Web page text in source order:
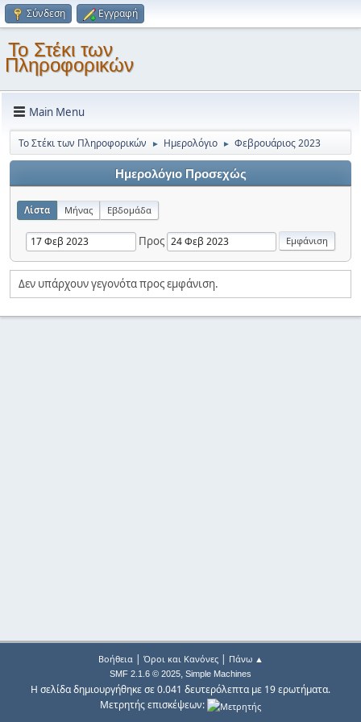
Σύνδεση Εγγραφή
Το Στέκι των
Πληροφορικών
Main Menu
Το Στέκι των Πληροφορικών ► Ημερολόγιο ► Φεβρουάριος 2023
Ημερολόγιο Προσεχώς
Λίστα Μήνας Εβδομάδα
Προς
Δεν υπάρχουν γεγονότα προς εμφάνιση.
Βοήθεια| Όροι και Κανόνες| Πάνω ▲
SMF 2.1.6 © 2025, Simple Machines
Η σελίδα δημιουργήθηκε σε 0.041 δευτερόλεπτα με 19 ερωτήματα.
Μετρητής επισκέψεων: